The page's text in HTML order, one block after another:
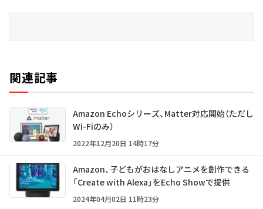
関連記事
Amazon Echoシリーズ、Matter対応開始（ただし
Wi-Fiのみ）
2022年12月20日 14時17分
Amazon、子どもがおはなしアニメを創作できる
「Create with Alexa」をEcho Showで提供
2024年04月02日 11時23分